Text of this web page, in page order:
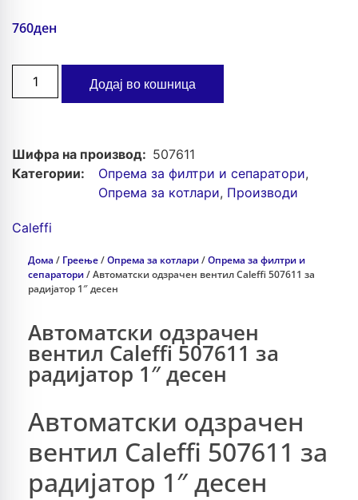
760ден
Додај во кошница
Шифра на производ: 507611
Категории:
Опрема зa филтри и сепаратори,
Опрема за котлари, Производи
Caleffi
Дома / Греење/Опрема за котлари/Опрема зa филтри и
сепаратори/ Автоматски одзрачен вентил Caleffi 507611 за
радијатор 1″ десен
Автоматски одзрачен
вентил Caleffi 507611 за
радијатор 1″ десен
Автоматски одзрачен
вентил Caleffi 507611 за
радијатор 1″ десен